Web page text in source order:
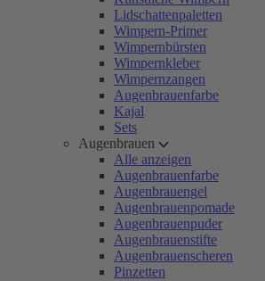
Lidschattenpaletten
Wimpern-Primer
Wimpernbürsten
Wimpernkleber
Wimpernzangen
Augenbrauenfarbe
Kajal
Sets
Augenbrauen
Alle anzeigen
Augenbrauenfarbe
Augenbrauengel
Augenbrauenpomade
Augenbrauenpuder
Augenbrauenstifte
Augenbrauenscheren
Pinzetten